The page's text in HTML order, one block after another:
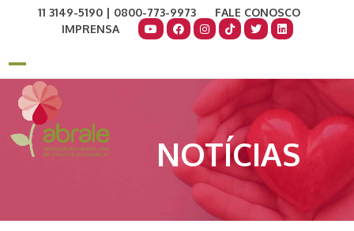
11 3149-5190 | 0800-773-9973
FALE CONOSCO
IMPRENSA
Open
mobile
menu
Close
mobile
menu
NOTÍCIAS